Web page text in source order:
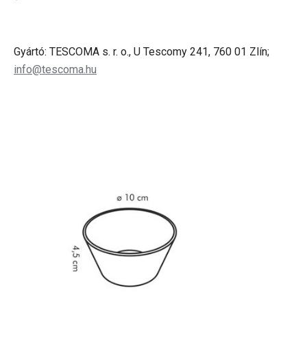
Gyártó: TESCOMA s. r. o., U Tescomy 241, 760 01 Zlín;
info@tescoma.hu